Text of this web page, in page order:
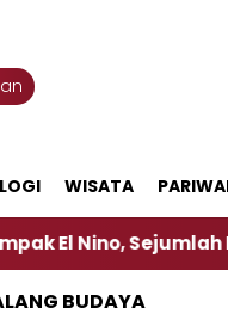
WISATA
Sejumlah Daerah di
BUDAYA